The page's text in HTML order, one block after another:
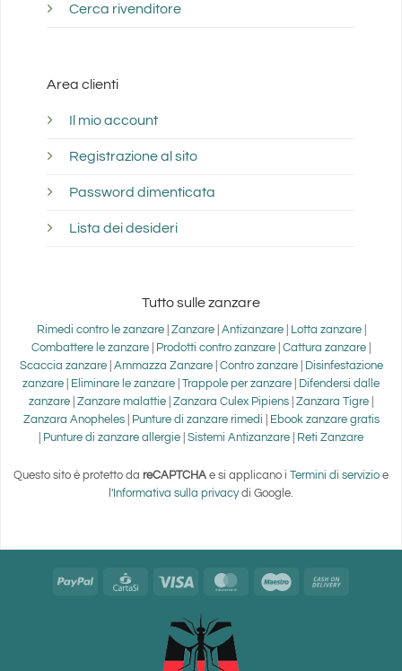
Cerca rivenditore
Area clienti
Il mio account
Registrazione al sito
Password dimenticata
Lista dei desideri
Tutto sulle zanzare
Rimedi contro le zanzare| Zanzare| Antizanzare Lotta zanzare|
Combattere le zanzare
Prodotti contro zanzare Cattura zanzare
Scaccia zanzare| Ammazza Zanzare Contro zanzare|
Disinfestazione
zanzare
Eliminare le zanzare Trappole per zanzare
Difendersi dalle
zanzare
Zanzare malattie Zanzara Culex Pipiens Zanzara Tigre
Zanzara Anopheles| Punture di zanzare rimedi
Ebook zanzare gratis
Punture di zanzare allergie Sistemi Antizanzare Reti Zanzare
Questo sito è protetto da reCAPTCHA e si applicano i Termini di servizio e
l' Informativa sulla privacydi Google.
PayPal CartaSi Visa MasterCardMaestro